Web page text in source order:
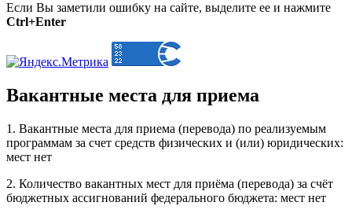
Если Вы заметили ошибку на сайте, выделите ее и нажмите
Ctrl+Enter
Вакантные места для приема
1. Вакантные места для приема (перевода) по реализуемым
программам за счет средств физических и (или) юридических:
мест нет
2. Количество вакантных мест для приёма (перевода) за счёт
бюджетных ассигнований федерального бюджета: мест нет